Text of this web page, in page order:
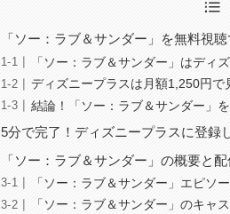
「ソー：ラブ＆サンダー」を無料視
「ソー：ラブ＆サンダー」はディ
ディズニープラスは月額1,250円
結論！「ソー：ラブ＆サンダー」
5分で完了！ディズニープラスに登録
「ソー：ラブ＆サンダー」の概要と
「ソー：ラブ＆サンダー」エピソ
「ソー：ラブ＆サンダー」のキャス